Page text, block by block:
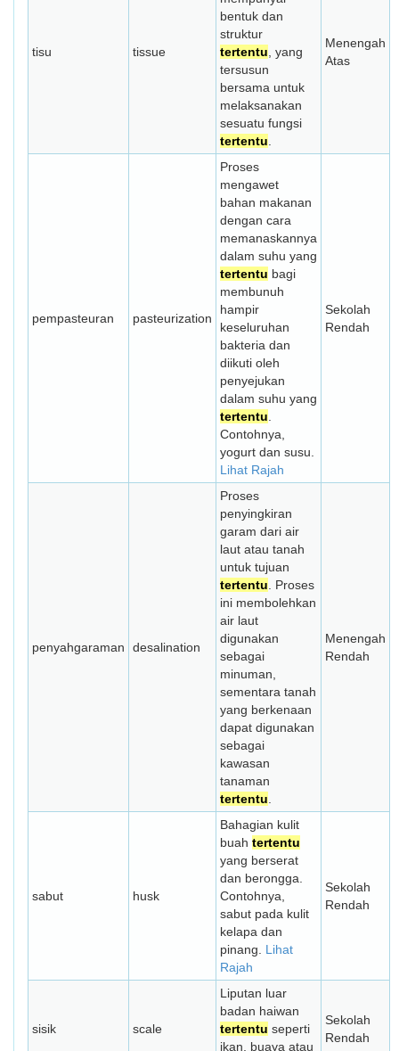
tisu tissue
bentuk dan
struktur
tertentu , yang
tersusun
bersama untuk
melaksanakan
sesuatu fungsi
tertentu
Menengah
Atas
pempasteuran pasteurization
Proses
mengawet
bahan makanan
dengan cara
memanaskannya
dalam suhu yang
tertentu bagi
membunuh
hampir
keseluruhan
bakteria dan
diikuti oleh
penyejukan
dalam suhu yang
tertentu
Contohnya,
yogurt dan susu.
Lihat Rajah
Sekolah
Rendah
penyahgaraman desalination
Proses
penyingkiran
garam dari air
laut atau tanah
untuk tujuan
tertentu . Proses
ini membolehkan
air laut
digunakan
sebagai
minuman,
sementara tanah
yang berkenaan
dapat digunakan
sebagai
kawasan
tanaman
tertentu
Menengah
Rendah
sabut husk
Bahagian kulit
buah tertentu
yang berserat
dan berongga.
Contohnya,
sabut pada kulit
kelapa dan
pinang. Lihat
Rajah
Sekolah
Rendah
sisik scale
Liputan luar
badan haiwan
tertentu seperti
ikan, buaya atau
Sekolah
Rendah